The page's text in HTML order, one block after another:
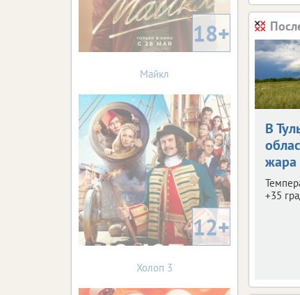
В
жара
+35
18+
Майкл
12+
Холоп 3